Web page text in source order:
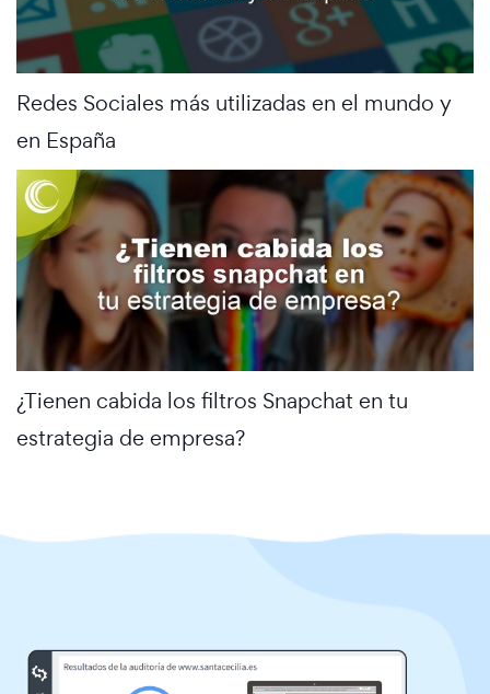
Redes Sociales más utilizadas en el mundo y
en España
¿Tienen cabida los filtros Snapchat en tu
estrategia de empresa?